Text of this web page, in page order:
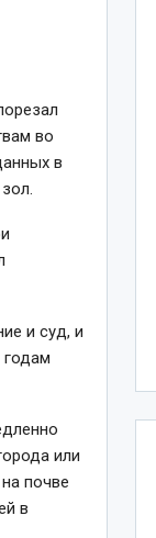
во
в
и суд, и
годам
или
почве
в